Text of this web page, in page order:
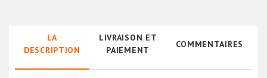
LA
DESCRIPTION
LIVRAISON ET
PAIEMENT
COMMENTAIRES